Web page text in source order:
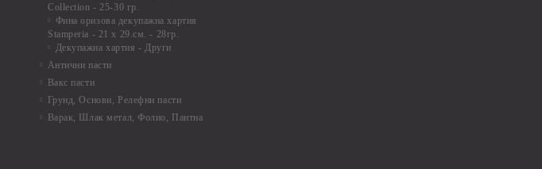
Collection - 25-30 гр.
Фина оризова декупажна хартия
Stamperia - 21 х 29.см. - 28гр.
Декупажна хартия - Други
Антични пасти
Вакс пасти
Грунд, Основи, Релефни пасти
Варак, Шлак метал, Фолио, Пантна